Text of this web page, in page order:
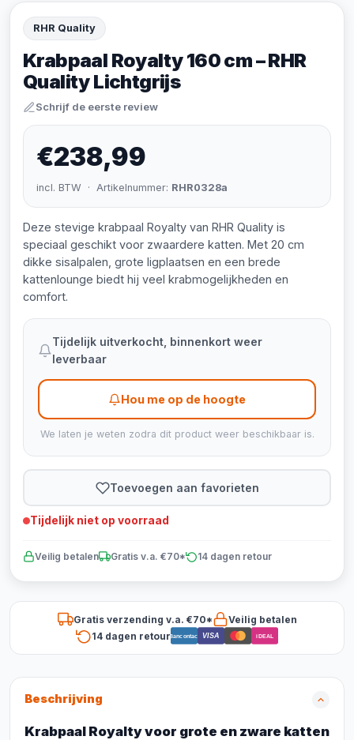
RHR Quality
Krabpaal Royalty 160 cm – RHR
Quality Lichtgrijs
Schrijf de eerste review
€238,99
incl. BTW · Artikelnummer: RHR0328a
Deze stevige krabpaal Royalty van RHR Quality is
speciaal geschikt voor zwaardere katten. Met 20 cm
dikke sisalpalen, grote ligplaatsen en een brede
kattenlounge biedt hij veel krabmogelijkheden en
comfort.
Tijdelijk uitverkocht, binnenkort weer
leverbaar
Hou me op de hoogte
We laten je weten zodra dit product weer beschikbaar is.
Toevoegen aan favorieten
Tijdelijk niet op voorraad
Veilig betalen Gratis v.a. €70* 14 dagen retour
Gratis verzending v.a. €70*
Veilig betalen
14 dagen retourBancontact VISA iDEAL
Beschrijving
Krabpaal Royalty voor grote en zware katten